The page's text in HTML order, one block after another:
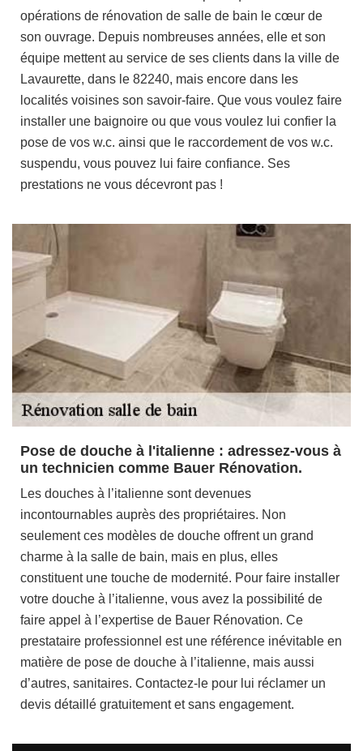
opérations de rénovation de salle de bain le cœur de
son ouvrage. Depuis nombreuses années, elle et son
équipe mettent au service de ses clients dans la ville de
Lavaurette, dans le 82240, mais encore dans les
localités voisines son savoir-faire. Que vous voulez faire
installer une baignoire ou que vous voulez lui confier la
pose de vos w.c. ainsi que le raccordement de vos w.c.
suspendu, vous pouvez lui faire confiance. Ses
prestations ne vous décevront pas !
Pose de douche à l'italienne : adressez-vous à
un technicien comme Bauer Rénovation.
Les douches à l’italienne sont devenues
incontournables auprès des propriétaires. Non
seulement ces modèles de douche offrent un grand
charme à la salle de bain, mais en plus, elles
constituent une touche de modernité. Pour faire installer
votre douche à l’italienne, vous avez la possibilité de
faire appel à l’expertise de Bauer Rénovation. Ce
prestataire professionnel est une référence inévitable en
matière de pose de douche à l’italienne, mais aussi
d’autres, sanitaires. Contactez-le pour lui réclamer un
devis détaillé gratuitement et sans engagement.